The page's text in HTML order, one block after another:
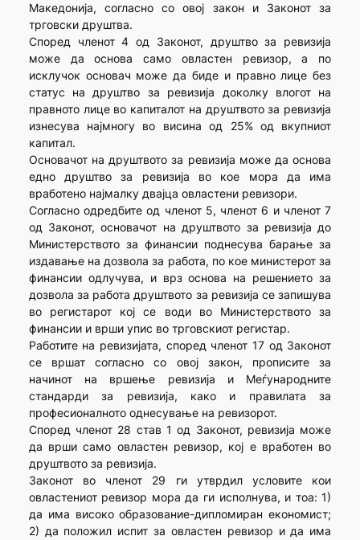
Македонија, согласно со овој закон и Законот за
трговски друштва.
Според членот 4 од Законот, друштво за ревизија
може да основа само овластен ревизор, а по
исклучок основач може да биде и правно лице без
статус на друштво за ревизија доколку влогот на
правното лице во капиталот на друштвото за ревизија
изнесува најмногу во висина од 25% од вкупниот
капитал.
Основачот на друштвото за ревизија може да основа
едно друштво за ревизија во кое мора да има
вработено најмалку двајца овластени ревизори.
Согласно одредбите од членот 5, членот 6 и членот 7
од Законот, основачот на друштвото за ревизија до
Министерството за финансии поднесува барање за
издавање на дозвола за работа, по кое министерот за
финансии одлучува, и врз основа на решението за
дозвола за работа друштвото за ревизија се запишува
во регистарот кој се води во Министерството за
финансии и врши упис во трговскиот регистар.
Работите на ревизијата, според членот 17 од Законот
се вршат согласно со овој закон, прописите за
начинот на вршење ревизија и Меѓународните
стандарди за ревизија, како и правилата за
професионалното однесување на ревизорот.
Според членот 28 став 1 од Законот, ревизија може
да врши само овластен ревизор, кој е вработен во
друштвото за ревизија.
Законот во членот 29 ги утврдил условите кои
овластениот ревизор мора да ги исполнува, и тоа: 1)
да има високо образование-дипломиран економист;
2) да положил испит за овластен ревизор и да има